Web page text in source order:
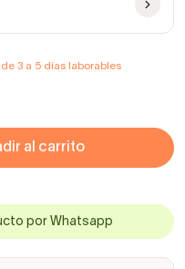
3 a 5 días laborables
al carrito
por Whatsapp